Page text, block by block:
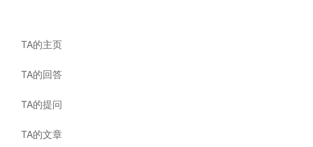
TA的主页
TA的回答
TA的提问
TA的文章